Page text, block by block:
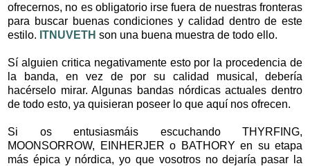
ofrecernos, no es obligatorio irse fuera de nuestras fronteras
para buscar buenas condiciones y calidad dentro de este
estilo. ITNUVETH son una buena muestra de todo ello.
Sí alguien critica negativamente esto por la procedencia de
la banda, en vez de por su calidad musical, debería
hacérselo mirar. Algunas bandas nórdicas actuales dentro
de todo esto, ya quisieran poseer lo que aquí nos ofrecen.
Si os entusiasmáis escuchando THYRFING,
MOONSORROW, EINHERJER o BATHORY en su etapa
más épica y nórdica, yo que vosotros no dejaría pasar la